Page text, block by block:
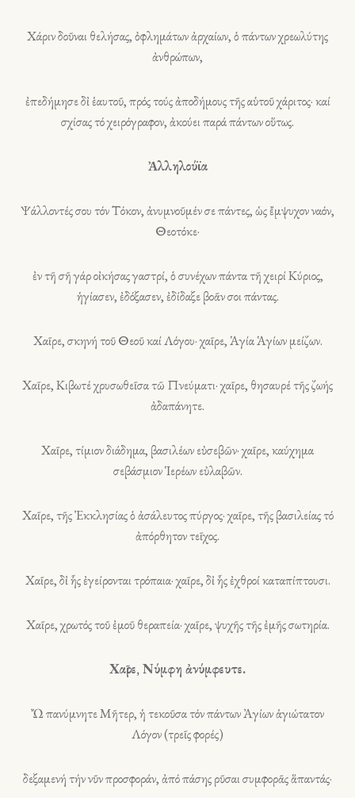
Χάριν δοῦναι θελήσας, ὀφλημάτων ἀρχαίων, ὁ πάντων χρεωλύτης
ἀνθρώπων,
ἐπεδήμησε δἰ ἑαυτοῦ, πρός τούς ἀποδήμους τῆς αὑτοῦ χάριτος· καί
σχίσας τό χειρόγραφον, ἀκούει παρά πάντων οὕτως.
Ἀλληλούϊα
Ψάλλοντές σου τόν Τόκον, ἀνυμνοῦμέν σε πάντες, ὡς ἔμψυχον ναόν,
Θεοτόκε·
ἐν τῆ σῆ γάρ οἰκήσας γαστρί, ὁ συνέχων πάντα τῆ χειρί Κύριος,
ἡγίασεν, ἐδόξασεν, ἐδίδαξε βοᾶν σοι πάντας.
Χαῖρε, σκηνή τοῦ Θεοῦ καί Λόγου· χαῖρε, Ἁγία Ἁγίων μείζων.
Χαῖρε, Κιβωτέ χρυσωθεῖσα τῶ Πνεύματι· χαῖρε, θησαυρέ τῆς ζωής
ἀδαπάνητε.
Χαῖρε, τίμιον διάδημα, βασιλέων εὐσεβῶν· χαῖρε, καύχημα
σεβάσμιον Ἱερέων εὐλαβῶν.
Χαῖρε, τῆς Ἐκκλησίας ὁ ἀσάλευτος πύργος· χαῖρε, τῆς βασιλείας τό
ἀπόρθητον τεῖχος.
Χαῖρε, δἰ ἧς ἐγείρονται τρόπαια· χαῖρε, δἰ ἧς ἐχθροί καταπίπτουσι.
Χαῖρε, χρωτός τοῦ ἐμοῦ θεραπεία· χαῖρε, ψυχῆς τῆς ἐμῆς σωτηρία.
Χαῖρε, Νύμφη ἀνύμφευτε.
Ὤ πανύμνητε Μῆτερ, ἡ τεκοῦσα τόν πάντων Ἀγίων ἁγιώτατον
Λόγον (τρεῖς φορές)
δεξαμενή τήν νῦν προσφοράν, ἀπό πάσης ρῦσαι συμφορᾶς ἅπαντάς·